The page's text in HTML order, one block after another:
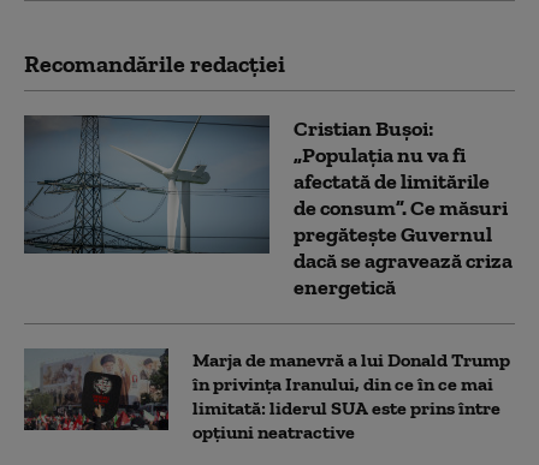
Recomandările redacţiei
Cristian Bușoi:
„Populația nu va fi
afectată de limitările
de consum”. Ce măsuri
pregătește Guvernul
dacă se agravează criza
energetică
Marja de manevră a lui Donald Trump
în privința Iranului, din ce în ce mai
limitată: liderul SUA este prins între
opțiuni neatractive